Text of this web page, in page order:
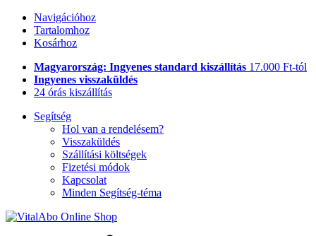
Navigációhoz
Tartalomhoz
Kosárhoz
Magyarország: Ingyenes standard kiszállítás 17.000 Ft-tól
Ingyenes visszaküldés
24 órás kiszállítás
Segítség
Hol van a rendelésem?
Visszaküldés
Szállítási költségek
Fizetési módok
Kapcsolat
Minden Segítség-téma